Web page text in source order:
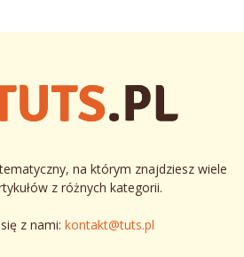
na którym znajdziesz wiele
z różnych kategorii.
z nami: kontakt@tuts.pl